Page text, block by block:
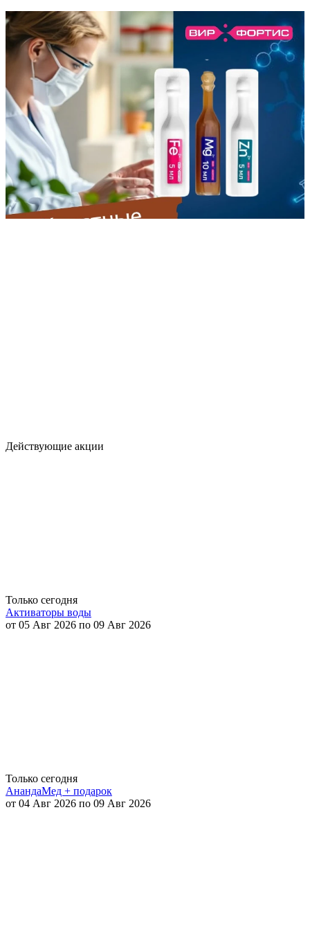
Действующие акции
Только сегодня
Активаторы воды
от 05 Авг 2026 по 09 Авг 2026
Только сегодня
АнандаМед + подарок
от 04 Авг 2026 по 09 Авг 2026